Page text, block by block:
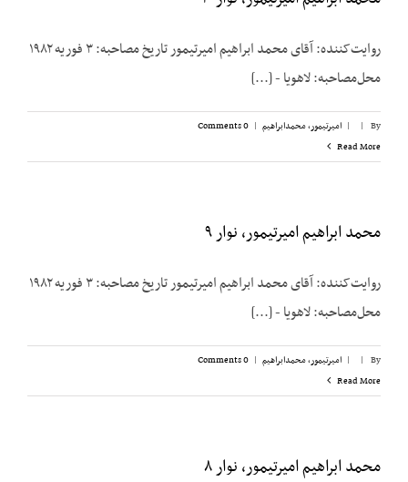
روایت‌کننده: آقای محمد ابراهیم امیرتیمور تاریخ مصاحبه: ۳ فوریه ۱۹۸۲
محل‌مصاحبه: لاهویا - [...]
By
|
| امیرتیمور، محمدابراهیم |
0 Comments
Read More
محمد ابراهیم امیرتیمور، نوار ۹
روایت‌کننده: آقای محمد ابراهیم امیرتیمور تاریخ مصاحبه: ۳ فوریه ۱۹۸۲
محل‌مصاحبه: لاهویا - [...]
By
|
| امیرتیمور، محمدابراهیم |
0 Comments
Read More
محمد ابراهیم امیرتیمور، نوار ۸